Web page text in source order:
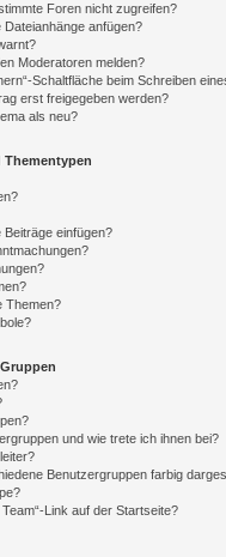
Foren nicht zugreifen?
anfügen?
Moderatoren melden?
Schaltfläche beim Schreiben
erst freigegeben werden?
als neu?
Beiträge einfügen?
Themen?
und wie trete ich ihnen bei?
Benutzergruppen farbig
Link auf der Startseite?